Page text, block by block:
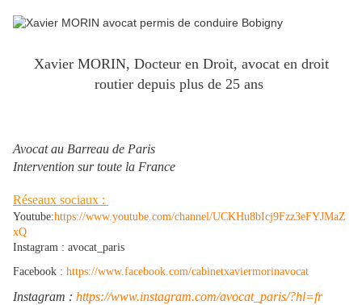
Xavier MORIN, Docteur en Droit, avocat en droit
routier depuis plus de 25 ans
Avocat au Barreau de Paris
Intervention sur toute la France
Réseaux sociaux :
Youtube:https://www.youtube.com/channel/UCKHu8bIcj9Fzz3eFYJMaZ
xQ
Instagram : avocat_paris
Facebook : https://www.facebook.com/cabinetxaviermorinavocat
Instagram : https://www.instagram.com/avocat_paris/?hl=fr